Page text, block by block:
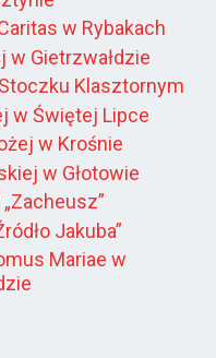
w Rybakach
w Gietrzwałdzie
Klasztornym
w Świętej Lipce
w Krośnie
w Głotowie
Jakuba”
Mariae w